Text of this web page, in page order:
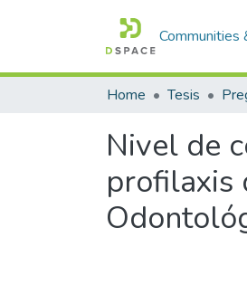
Communities
Home Tesis
Nivel de
profilaxis